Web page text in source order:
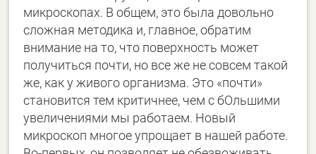
микроскопах. В общем, это была довольно
сложная методика и, главное, обратим
внимание на то, что поверхность может
получиться почти, но все же не совсем такой
же, как у живого организма. Это «почти»
становится тем критичнее, чем с бОльшими
увеличениями мы работаем. Новый
микроскоп многое упрощает в нашей работе.